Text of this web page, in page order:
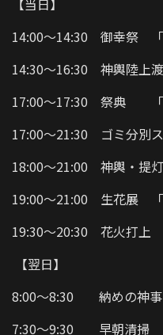
【当日】
14:00～14:30 御幸祭 「
14:30～16:30 神輿陸上
17:00～17:30 祭典 「
17:00～21:30 ゴミ分別ス
18:00～21:00 神輿・提
19:00～21:00 生花展 「
19:30～20:30 花火打上
【翌日】
8:00～8:30 納めの神事
7:30～9:30 早朝清掃